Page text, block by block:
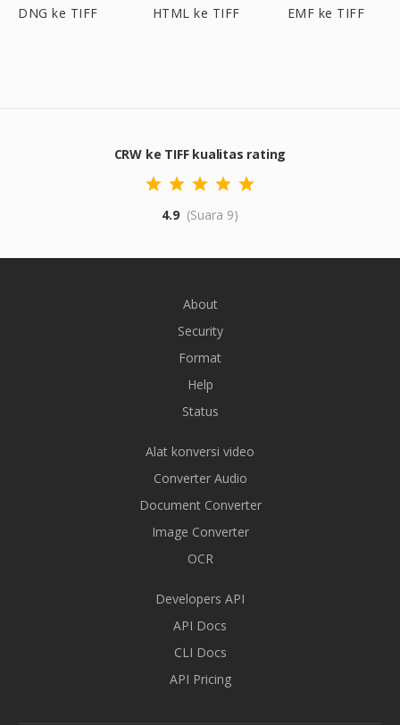
DNG ke TIFF HTML ke TIFF EMF ke TIFF
CRW ke TIFF kualitas rating
4.9 (Suara 9)
About
Security
Format
Help
Status
Alat konversi video
Converter Audio
Document Converter
Image Converter
OCR
Developers API
API Docs
CLI Docs
API Pricing